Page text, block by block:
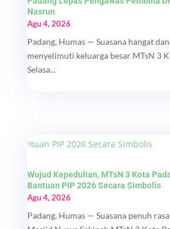
Nasrun
Agu 4, 2026
Padang, Humas — Suasana hangat
menyelimuti keluarga besar MTsN 3
Selasa...
Wujud Kepedulian, MTsN 3 Kota
Bantuan PIP 2026 Secara Simbolis
Agu 4, 2026
Padang, Humas — Suasana penuh